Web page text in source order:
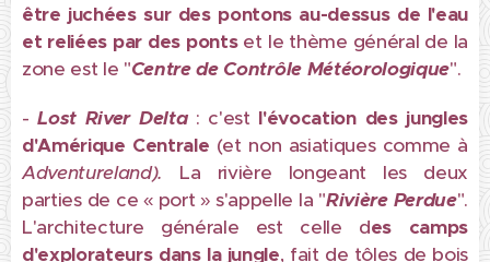
être juchées sur des pontons au-dessus de l'eau
et reliées par des pontset le thème général de la
zone est le "Centre de Contrôle Météorologique".
-Lost River Delta : c'estl'évocation des jungles
d'Amérique Centrale (et non asiatiques comme à
Adventureland). La rivière longeant les deux
parties de ce « port » s'appelle la "Rivière Perdue".
L'architecture générale est celle des camps
d'explorateurs dans la jungle, fait de tôles de bois